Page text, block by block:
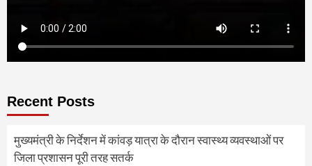
Recent Posts
मुख्यमंत्री के निर्देशन में कांवड़ यात्रा के दौरान स्वास्थ्य व्यवस्थाओं पर
जिला प्रशासन पूरी तरह सतर्क